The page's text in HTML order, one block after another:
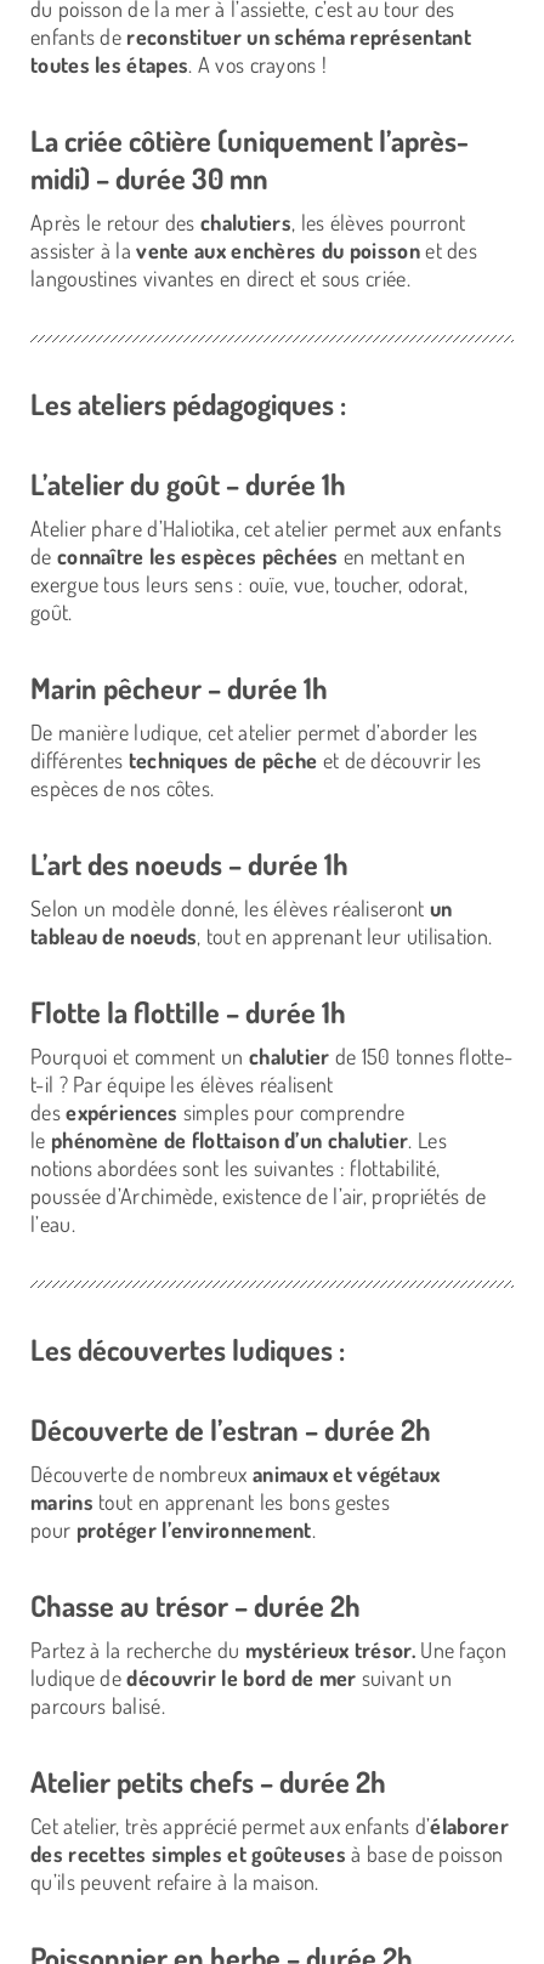
du poisson de la mer à l’assiette, c’est au tour des
enfants de reconstituer un schéma représentant
toutes les étapes. A vos crayons !
La criée côtière (uniquement l’après-
midi) – durée 30 mn
Après le retour des chalutiers, les élèves pourront
assister à lavente aux enchères du poissonet des
langoustines vivantes en direct et sous criée.
Les ateliers pédagogiques :
L’atelier du goût – durée 1h
Atelier phare d’Haliotika, cet atelier permet aux enfants
de connaître les espèces pêchées en mettant en
exergue tous leurs sens : ouïe, vue, toucher, odorat,
goût.
Marin pêcheur – durée 1h
De manière ludique, cet atelier permet d’aborder les
différentes techniques de pêche et de découvrir les
espèces de nos côtes.
L’art des noeuds – durée 1h
Selon un modèle donné, les élèves réaliseront un
tableau de noeuds, tout en apprenant leur utilisation.
Flotte la flottille – durée 1h
Pourquoi et comment un chalutier de 150 tonnes flotte-
t-il ? Par équipe les élèves réalisent
desexpériences simples pour comprendre
le phénomène de flottaison d’un chalutier. Les
notions abordées sont les suivantes : flottabilité,
poussée d’Archimède, existence de l’air, propriétés de
l’eau.
Les découvertes ludiques :
Découverte de l’estran – durée 2h
Découverte de nombreux animaux et végétaux
marins tout en apprenant les bons gestes
pour protéger l’environnement.
Chasse au trésor – durée 2h
Partez à la recherche du mystérieux trésor.Une façon
ludique dedécouvrir le bord de mer suivant un
parcours balisé.
Atelier petits chefs – durée 2h
Cet atelier, très apprécié permet aux enfants d’élaborer
des recettes simples et goûteuses à base de poisson
qu’ils peuvent refaire à la maison.